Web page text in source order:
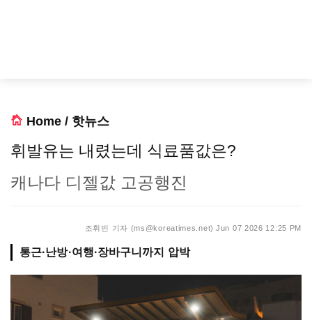
Home / 핫뉴스
휘발유는 내렸는데 식료품값은?
캐나다 디젤값 고공행진
조휘빈 기자 (ms@koreatimes.net) Jun 07 2026 12:25 PM
통근·난방·여행·장바구니까지 압박